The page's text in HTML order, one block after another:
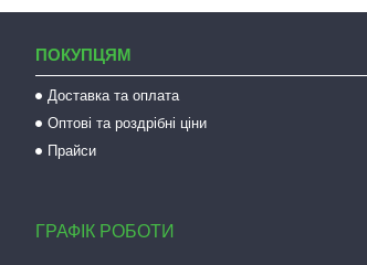
ПОКУПЦЯМ
Доставка та оплата
Оптові та роздрібні ціни
Прайси
ГРАФІК РОБОТИ